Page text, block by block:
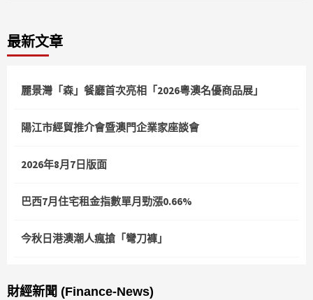
最新文章
麗景灣「森」餐廳首次亮相「2026粵澳名優商品展」
陽江市經貿推介會暨澳門企業家座談會
2026年8月7日版面
巴西7月住宅租金指數單月勁漲0.66%
今秋日港澳潮人瘋搶「彎刀褲」
財經新聞 (Finance-News)